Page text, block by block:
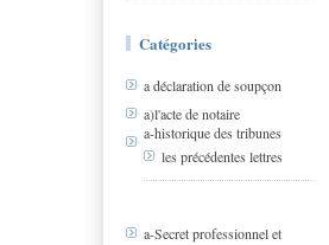
Catégories
a déclaration de soupçon
a)l'acte de notaire
a-historique des tribunes
les précédentes lettres
a-Secret professionnel et